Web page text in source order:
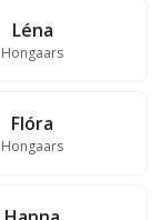
Léna
Hongaars
Flóra
Hongaars